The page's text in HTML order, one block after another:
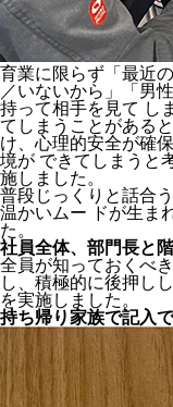
育業に限らず「最近
／いないから」「男
持って相手を見て し
てしまうことがある
け、心理的安全が確
境が できてしまうと
施しました。
普段じっくりと話合
温かいムー ドが生ま
た。
社員全体、部門長と
全員が知っておくべ
し、積極的に後押し
を実施しました。
持ち帰り家族で記入